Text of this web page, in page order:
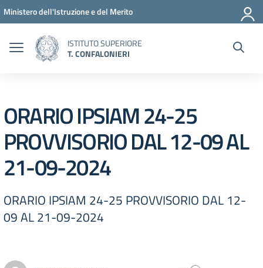
Vai ai contenuti
Vai al menu di navigazione
Vai al footer
Ministero dell'Istruzione e del Merito
ISTITUTO SUPERIORE
T. CONFALONIERI
ORARIO IPSIAM 24-25
PROVVISORIO DAL 12-09 AL
21-09-2024
ORARIO IPSIAM 24-25 PROVVISORIO DAL 12-
09 AL 21-09-2024